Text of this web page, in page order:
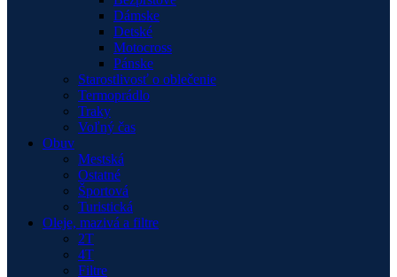
Dámske
Detské
Motocross
Pánske
Starostlivosť o oblečenie
Termoprádlo
Traky
Voľný čas
Obuv
Mestská
Ostatné
Športová
Turistická
Oleje, mazivá a filtre
2T
4T
Filtre